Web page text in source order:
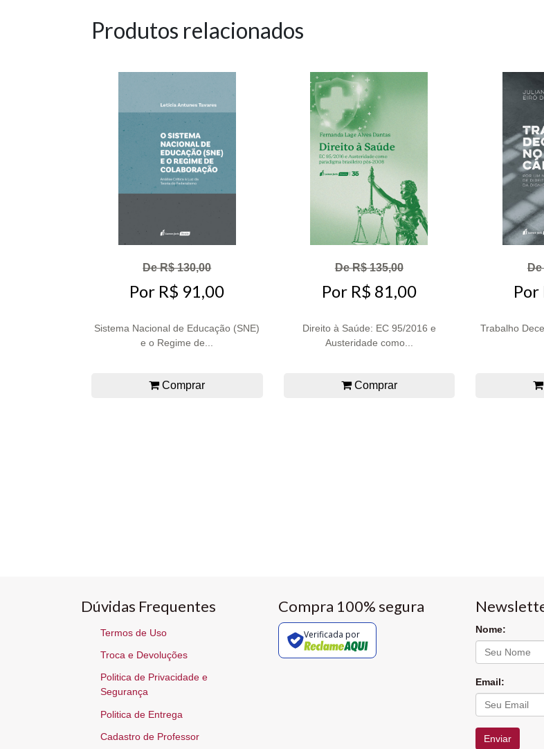
Produtos relacionados
De R$ 130,00
Por R$ 91,00
Sistema Nacional de Educação (SNE)
e o Regime de...
Comprar
De R$ 135,00
Por R$ 81,00
Direito à Saúde: EC 95/2016 e
Austeridade como...
Comprar
De
Por
Trabalho
Dúvidas Frequentes
Termos de Uso
Troca e Devoluções
Politica de Privacidade e
Segurança
Politica de Entrega
Cadastro de Professor
Compra 100% segura
Verificada por Nome:
Email:
Enviar